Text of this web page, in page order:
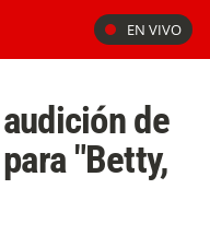
EN VIVO
de
"Betty,